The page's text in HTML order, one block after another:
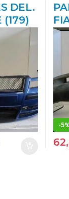
DEL.
(179)
-